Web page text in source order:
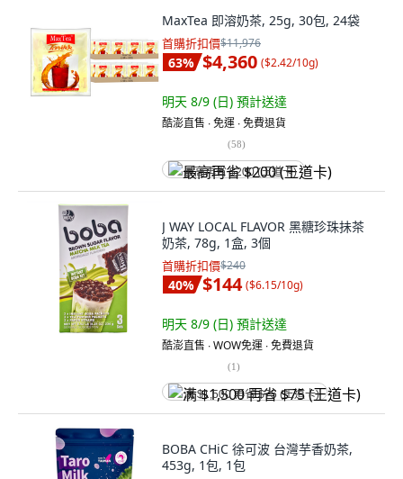
MaxTea 即溶奶茶, 25g, 30包, 24袋
首購折扣價$11,976
63% $4,360 ($2.42/10g)
明天 8/9 (日) 預計送達
酷澎直售 ∙ 免運 ∙ 免費退貨
(58)
最高再省 $200 (王道卡)
J WAY LOCAL FLAVOR 黑糖珍珠抺茶
奶茶, 78g, 1盒, 3個
首購折扣價$240
40% $144 ($6.15/10g)
明天 8/9 (日) 預計送達
酷澎直售 ∙ WOW免運 ∙ 免費退貨
(1)
满 $1,500 再省 $75 (王道卡)
BOBA CHiC 徐可波 台灣芋香奶茶,
453g, 1包, 1包